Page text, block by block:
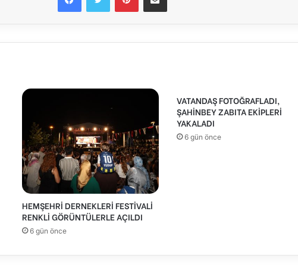
HEMŞEHRİ DERNEKLERİ FESTİVALİ
RENKLİ GÖRÜNTÜLERLE AÇILDI
6 gün önce
VATANDAŞ FOTOĞRAFLADI,
ŞAHİNBEY ZABITA EKİPLERİ
YAKALADI
6 gün önce